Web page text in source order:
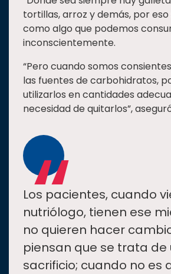
tortillas, arroz y demás, por eso
como algo que podemos
inconscientemente.
“Pero cuando somos
las fuentes de carbohidratos,
utilizarlos en cantidades
necesidad de quitarlos”,
“
Los pacientes, cuando
nutriólogo, tienen ese
no quieren hacer
piensan que se trata de
sacrificio; cuando no es